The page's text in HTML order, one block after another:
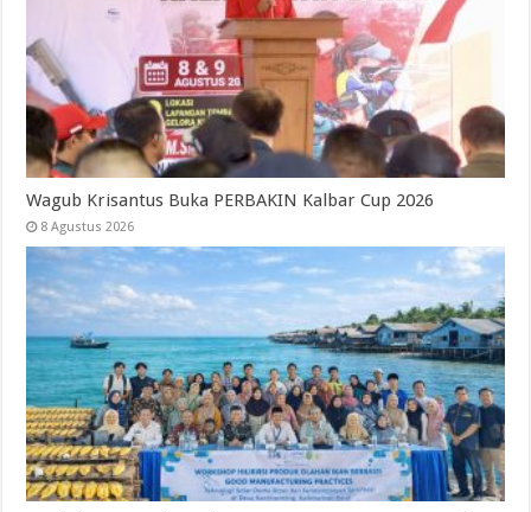
Wagub Krisantus Buka PERBAKIN Kalbar Cup 2026
8 Agustus 2026